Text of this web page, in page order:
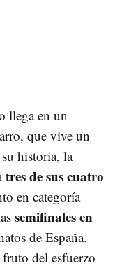
llega en un
que vive un
historia, la
tres de sus cuatro
en categoría
semifinales en
de España.
del esfuerzo